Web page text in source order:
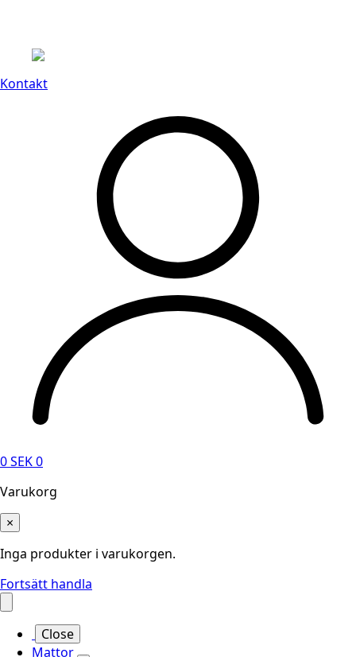
Kontakt
0SEK0
Varukorg
×
Inga produkter i varukorgen.
Fortsätt handla
Close
Mattor